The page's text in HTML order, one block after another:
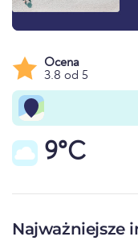
Ocena
3.8 od 5
9°C
Najważniejsze